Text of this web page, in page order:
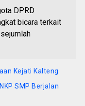
DPRD
bicara terkait
Kejati Kalteng
SMP Berjalan